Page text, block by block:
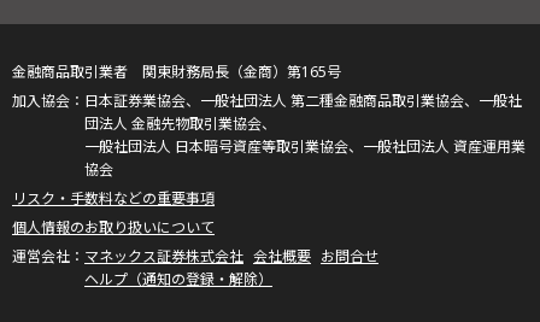
金融商品取引業者 関東財務局長（金商）第165号
日本証券業協会、一般社団法人 第二種金融商品取引業協会、一般社
団法人 金融先物取引業協会、
一般社団法人 日本暗号資産等取引業協会、一般社団法人 資産運用業
協会
リスク・手数料などの重要事項
個人情報のお取り扱いについて
マネックス証券株式会社 会社概要 お問合せ
ヘルプ（通知の登録・解除）